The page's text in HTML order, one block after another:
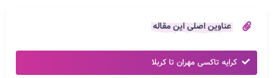
عناوین اصلی این مقاله
کرایه تاکسی مهران تا کربلا